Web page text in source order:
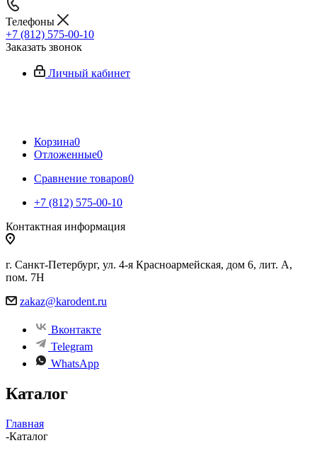
Телефоны
+7 (812) 575-00-10
Заказать звонок
Личный кабинет
Корзина0
Отложенные0
Сравнение товаров0
+7 (812) 575-00-10
Контактная информация
г. Санкт-Петербург, ул. 4-я Красноармейская, дом 6, лит. А,
пом. 7Н
zakaz@karodent.ru
Вконтакте
Telegram
WhatsApp
Каталог
Главная
-Каталог